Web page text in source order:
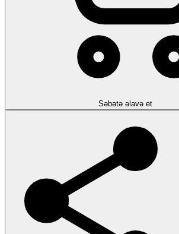
Səbətə əlavə et